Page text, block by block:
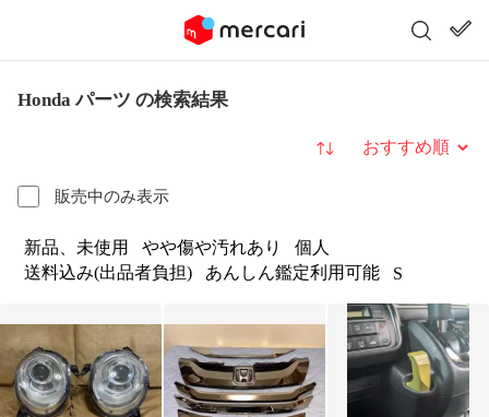
Honda パーツ の検索結果
販売中のみ表示
並び替え
新品、未使用 やや傷や汚れあり
個人
送料込み(出品者負担)
あんしん鑑定利用可能 S